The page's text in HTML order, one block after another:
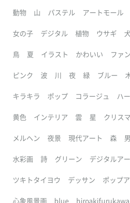
動物 山 パステル アートモール
女の子 デジタル 植物 ウサギ 犬
鳥 夏 イラスト かわいい ファ
ピンク 波 川 夜 緑 ブルー
キラキラ ポップ コラージュ ハ
黄色 インテリア 雲 星 クリス
メルヘン 夜景 現代アート 森
水彩画 詩 グリーン デジタルア
ツキトタイヨウ デッサン ポップ
心象風景画 blue hiroakifurukawa